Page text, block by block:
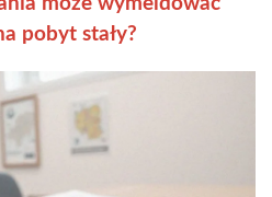
pobyt stały?